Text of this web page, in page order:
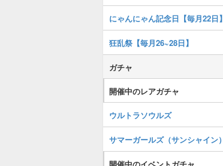
にゃんにゃん記念日【毎月22日】
狂乱祭【毎月26~28日】
ガチャ
開催中のレアガチャ
ウルトラソウルズ
サマーガールズ（サンシャイン）